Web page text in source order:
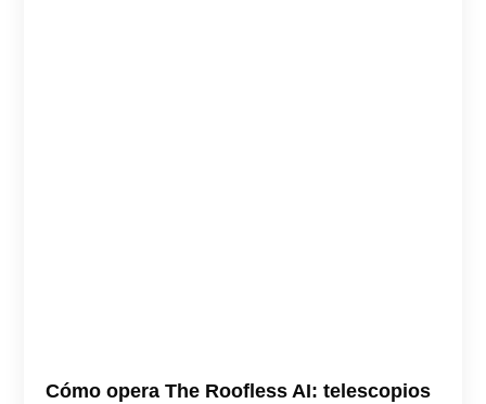
Cómo opera The Roofless AI: telescopios